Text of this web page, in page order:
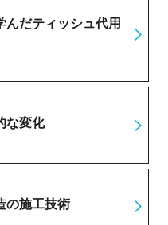
んだティッシュ代用
な変化
の施工技術